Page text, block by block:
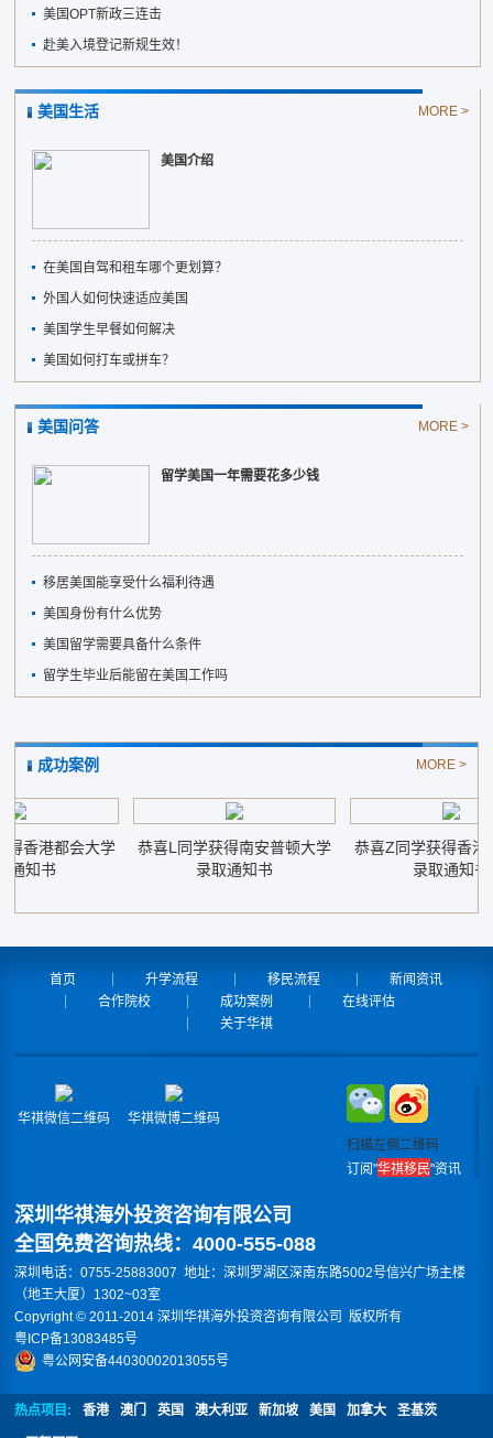
美国OPT新政三连击
赴美入境登记新规生效！
美国生活 MORE >
美国介绍
在美国自驾和租车哪个更划算？
外国人如何快速适应美国
美国学生早餐如何解决
美国如何打车或拼车？
美国问答 MORE >
留学美国一年需要花多少钱
移居美国能享受什么福利待遇
美国身份有什么优势
美国留学需要具备什么条件
留学生毕业后能留在美国工作吗
成功案例 MORE >
香港都会大学
知书
恭喜L同学获得南安普顿大学
录取通知书
恭喜Z同学获得香港
录取通知书
首页 升学流程 移民流程
新闻资讯
合作院校
成功案例
在线评估
关于华祺
华祺微信二维码
华祺微博二维码
扫描左侧二维码
订阅"华祺移民"资讯
深圳华祺海外投资咨询有限公司
全国免费咨询热线：4000-555-088
深圳电话：0755-25883007 地址：深圳罗湖区深南东路5002号信兴广场主楼
（地王大厦）1302~03室
Copyright © 2011-2014 深圳华祺海外投资咨询有限公司 版权所有
粤ICP备13083485号
粤公网安备44030002013055号
热点项目: 香港 澳门 英国 澳大利亚 新加坡 美国 加拿大 圣基茨